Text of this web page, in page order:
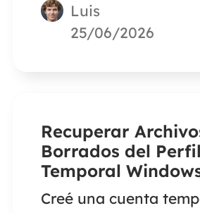
preocupes y siéntete
Este post te
Luis
25/06/2026
Recuperar
Borrados del Perfil
Temporal
Creé una cuenta